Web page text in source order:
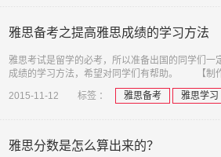
雅思备考之提高雅思成绩的学习方法
雅思考试是留学的必考，所以准备出国的同学们
成绩的学习方法，希望对同学们有帮助。 【
2015-11-12
标签 ： 雅思备考 雅思学习
雅思分数是怎么算出来的？